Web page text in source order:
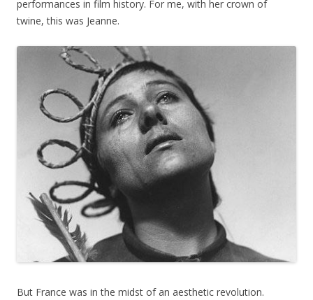
performances in film history. For me, with her crown of
twine, this was Jeanne.
But France was in the midst of an aesthetic revolution.